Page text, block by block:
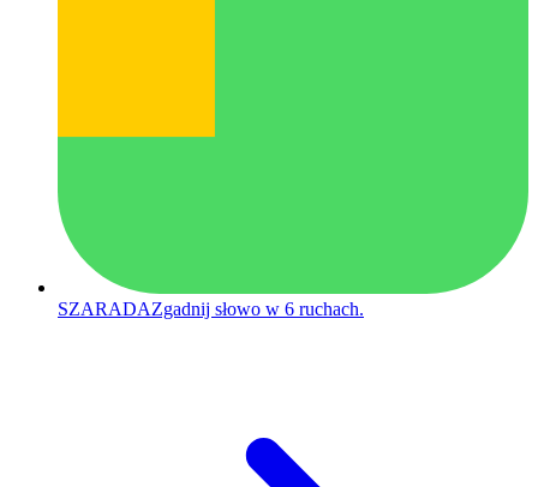
SZARADAZgadnij słowo w 6 ruchach.